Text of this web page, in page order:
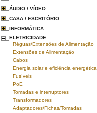
ÁUDIO / VÍDEO
CASA / ESCRITÓRIO
INFORMÁTICA
ELETRICIDADE
Réguas/Extensões de Alimentação
Extensões de Alimentação
Cabos
Energia solar e eficiência energética
Fusíveis
PoE
Tomadas e interruptores
Transformadores
Adaptadores/Fichas/Tomadas